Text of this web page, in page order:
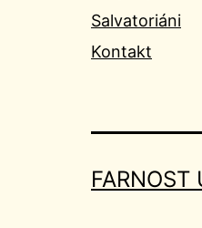
Salvatoriáni
Kontakt
FARNOST